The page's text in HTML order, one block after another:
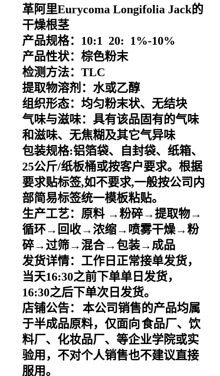
革阿里Eurycoma Longifolia Jack的
干燥根茎
产品规格：10:1 20: 1%-10%
产品性状：棕色粉末
检测方法：TLC
提取物溶剂：水或乙醇
组织形态：均匀粉末状、无结块
气味与滋味：具有该品固有的气味
和滋味、无焦糊及其它气异味
包装规格:铝箔袋、自封袋、纸箱、
25公斤/纸板桶或按客户要求。根据
要求贴标签,如不要求,一般按公司内
部简易标签统一模板粘贴。
生产工艺：原料 →粉碎→提取物→
循环→回收→浓缩→喷雾干燥→粉
碎→过筛→混合→包装→成品
发货详情：工作日正常接单发货，
当天16:30之前下单单日发货，
16:30之后下单次日发货。
店铺公告：
本公司销售的产品均属
于半成品原料，仅面向食品厂、饮
料厂、化妆品厂、等企业学院或实
验用，不对个人销售也不建议直接
服用。